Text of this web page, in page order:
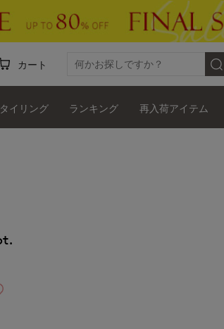
カート
イリング ランキング 再入荷アイテム